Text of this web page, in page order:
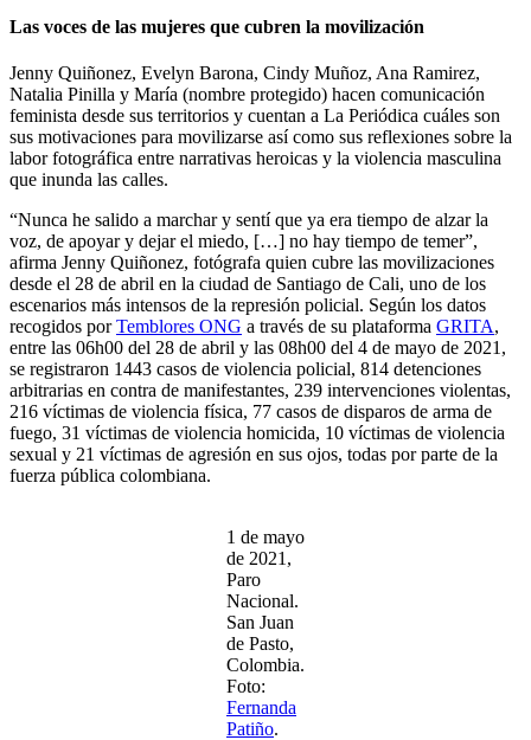
Las voces de las mujeres que cubren la movilización
Jenny Quiñonez, Evelyn Barona, Cindy Muñoz, Ana Ramirez,
Natalia Pinilla y María (nombre protegido) hacen comunicación
feminista desde sus territorios y cuentan a La Periódica cuáles son
sus motivaciones para movilizarse así como sus reflexiones sobre la
labor fotográfica entre narrativas heroicas y la violencia masculina
que inunda las calles.
“Nunca he salido a marchar y sentí que ya era tiempo de alzar la
voz, de apoyar y dejar el miedo, […] no hay tiempo de temer”,
afirma Jenny Quiñonez, fotógrafa quien cubre las movilizaciones
desde el 28 de abril en la ciudad de Santiago de Cali, uno de los
escenarios más intensos de la represión policial. Según los datos
recogidos porTemblores ONG a través de su plataforma GRITA,
entre las 06h00 del 28 de abril y las 08h00 del 4 de mayo de 2021,
se registraron 1443 casos de violencia policial, 814 detenciones
arbitrarias en contra de manifestantes, 239 intervenciones violentas,
216 víctimas de violencia física, 77 casos de disparos de arma de
fuego, 31 víctimas de violencia homicida, 10 víctimas de violencia
sexual y 21 víctimas de agresión en sus ojos, todas por parte de la
fuerza pública colombiana.
1 de mayo
de 2021,
Paro
Nacional.
San Juan
de Pasto,
Colombia.
Foto:
Fernanda
Patiño.